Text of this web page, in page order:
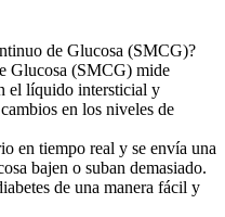
de Glucosa (SMCG)?
Glucosa (SMCG) mide
el líquido intersticial y
en los niveles de
en tiempo real y se envía una
bajen o suban demasiado.
de una manera fácil y